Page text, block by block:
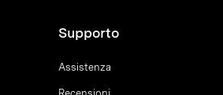
Supporto
Assistenza